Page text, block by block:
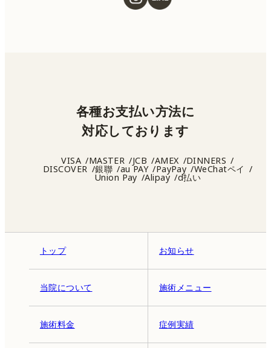
トップ お知らせ
当院について 施術メニュー
施術料金 症例実績
各種お支払い方法に
対応しております
VISA MASTER JCB AMEX DINNERS
DISCOVER 銀聯 au PAY PayPay WeChatペイ
Union Pay Alipay d払い